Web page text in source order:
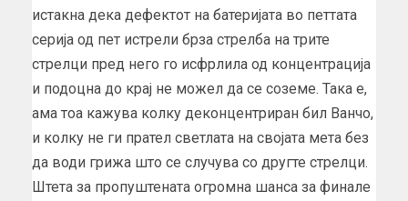
истакна дека дефектот на батеријата во петтата
серија од пет истрели брза стрелба на трите
стрелци пред него го исфрлила од концентрација
и подоцна до крај не можел да се соземе. Така е,
ама тоа кажува колку деконцентриран бил Ванчо,
и колку не ги прател светлата на својата мета без
да води грижа што се случува со другте стрелци.
Штета за пропуштената огромна шанса за финале